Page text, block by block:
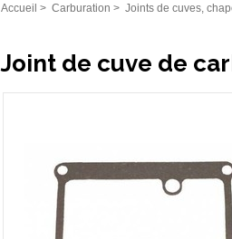
Accueil > Carburation > Joints de cuves,
Joint de cuve de